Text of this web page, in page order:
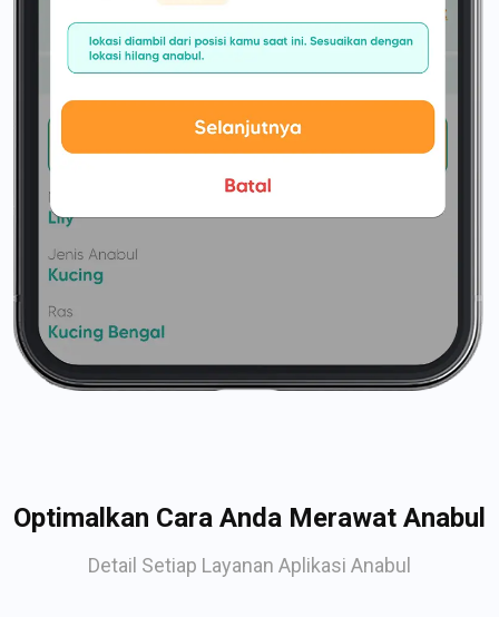
Optimalkan Cara Anda Merawat Anabul
Detail Setiap Layanan Aplikasi Anabul